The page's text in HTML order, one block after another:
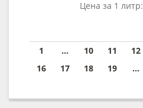
Цена за 1 литр:
1 ... 10 11 12
16
17 18 19 ...